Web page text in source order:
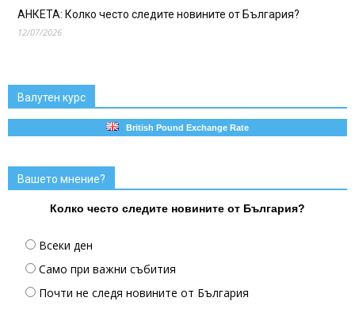
АНКЕТА: Колко често следите новините от България?
12/07/2026
Валутен курс
British Pound Exchange Rate
Вашето мнение?
Колко често следите новините от България?
Всеки ден
Само при важни събития
Почти не следя новините от България